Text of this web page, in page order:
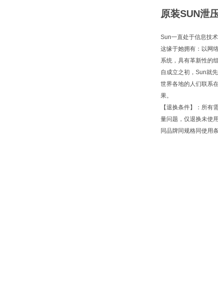
原装SUN泄
Sun一直处于信息技
这缘于她拥有：以网
系统，具有革新性的
自成立之初，Sun就
世界各地的人们联系
果。
【退换条件】：所
量问题，仅退换未使
同品牌同规格同使用